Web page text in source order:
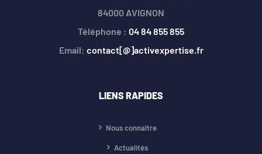
84000 AVIGNON
Téléphone : 04 84 855 855
Email: contact[@]activexpertise.fr
LIENS RAPIDES
Nous connaître
Actualités